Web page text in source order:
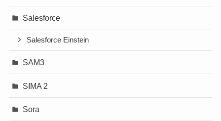
Salesforce
Salesforce Einstein
SAM3
SIMA 2
Sora